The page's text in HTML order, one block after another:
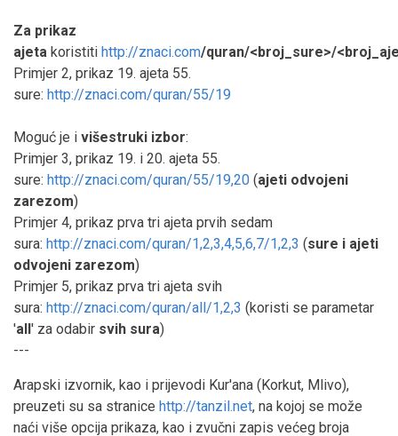
Za prikaz
ajeta koristiti http://znaci.com/quran/<broj_sure>/
Primjer 2, prikaz 19. ajeta 55.
sure: http://znaci.com/quran/55/19
Moguć je i višestruki izbor:
Primjer 3, prikaz 19. i 20. ajeta 55.
sure: http://znaci.com/quran/55/19,20 (ajeti odvojeni
zarezom)
Primjer 4, prikaz prva tri ajeta prvih sedam
sura: http://znaci.com/quran/1,2,3,4,5,6,7/1,2,3 (sure i ajeti
odvojeni zarezom)
Primjer 5, prikaz prva tri ajeta svih
sura: http://znaci.com/quran/all/1,2,3 (koristi se parametar
'all' za odabir svih sura)
---
Arapski izvornik, kao i prijevodi Kur'ana (Korkut, Mlivo),
preuzeti su sa stranice http://tanzil.net, na kojoj se može
naći više opcija prikaza, kao i zvučni zapis većeg broja